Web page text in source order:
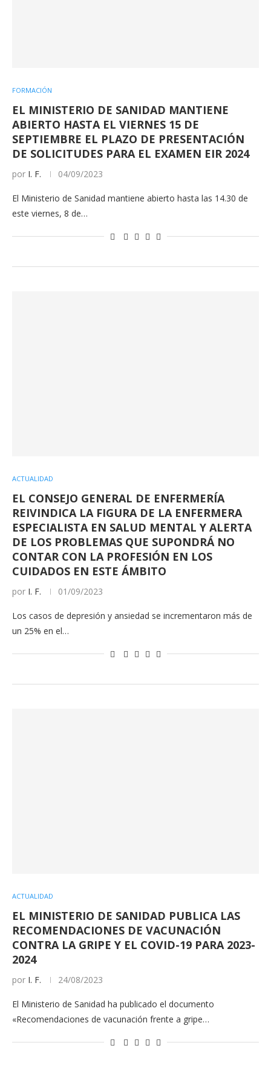
FORMACIÓN
EL MINISTERIO DE SANIDAD MANTIENE
ABIERTO HASTA EL VIERNES 15 DE
SEPTIEMBRE EL PLAZO DE PRESENTACIÓN
DE SOLICITUDES PARA EL EXAMEN EIR 2024
por I. F. 04/09/2023
El Ministerio de Sanidad mantiene abierto hasta las 14.30 de
este viernes, 8 de…
ACTUALIDAD
EL CONSEJO GENERAL DE ENFERMERÍA
REIVINDICA LA FIGURA DE LA ENFERMERA
ESPECIALISTA EN SALUD MENTAL Y ALERTA
DE LOS PROBLEMAS QUE SUPONDRÁ NO
CONTAR CON LA PROFESIÓN EN LOS
CUIDADOS EN ESTE ÁMBITO
por I. F. 01/09/2023
Los casos de depresión y ansiedad se incrementaron más de
un 25% en el…
ACTUALIDAD
EL MINISTERIO DE SANIDAD PUBLICA LAS
RECOMENDACIONES DE VACUNACIÓN
CONTRA LA GRIPE Y EL COVID-19 PARA 2023-
2024
por I. F. 24/08/2023
El Ministerio de Sanidad ha publicado el documento
«Recomendaciones de vacunación frente a gripe…